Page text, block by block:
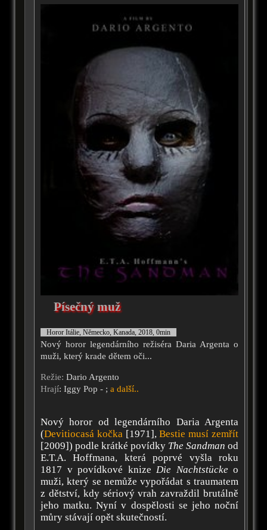
Písečný muž
Horor Itálie, Německo, Kanada, 2018, 0min
Nový horor legendárního režiséra Daria Argenta o
muži, který krade dětem oči...
Režie: Dario Argento
Hrají: Iggy Pop - ; a další..
Nový horor od legendárního Daria Argenta
(Devitiocasá kočka[1971],Bestie musí zemřít
[2009]) podle krátké povídky The Sandman od
E.T.A. Hoffmana, která poprvé vyšla roku
1817 v povídkové knizeDie Nachtstücke o
muži, který se nemůže vypořádat s traumatem
z dětství, kdy sériový vrah zavraždil brutálně
jeho matku. Nyní v dospělosti se jeho noční
můry stávají opět skutečností.